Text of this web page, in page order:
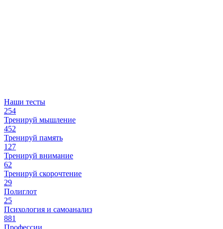
Наши тесты
254
Тренируй мышление
452
Тренируй память
127
Тренируй внимание
62
Тренируй скорочтение
29
Полиглот
25
Психология и самоанализ
881